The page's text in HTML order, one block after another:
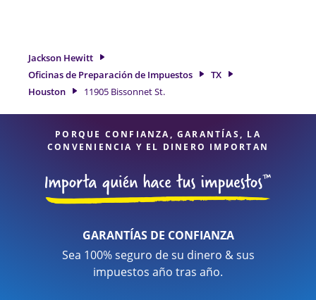
obtenerle el reembolso de impuestos más grande. Si
necesita servicios de preparación de impuestos en Houston,
TX, la ubicación de Jackson Hewitt en 11905 Bissonnet St. Ste
140 es una opción excelente. Con nuestros expertos
impuestos están en manos expertas.
Jackson Hewitt
Oficinas de Preparación de Impuestos
TX
Houston
11905 Bissonnet St.
PORQUE CONFIANZA, GARANTÍAS, LA
CONVENIENCIA Y EL DINERO IMPORTAN
GARANTÍAS DE CONFIANZA
Sea 100% seguro de su dinero & sus
impuestos año tras año.